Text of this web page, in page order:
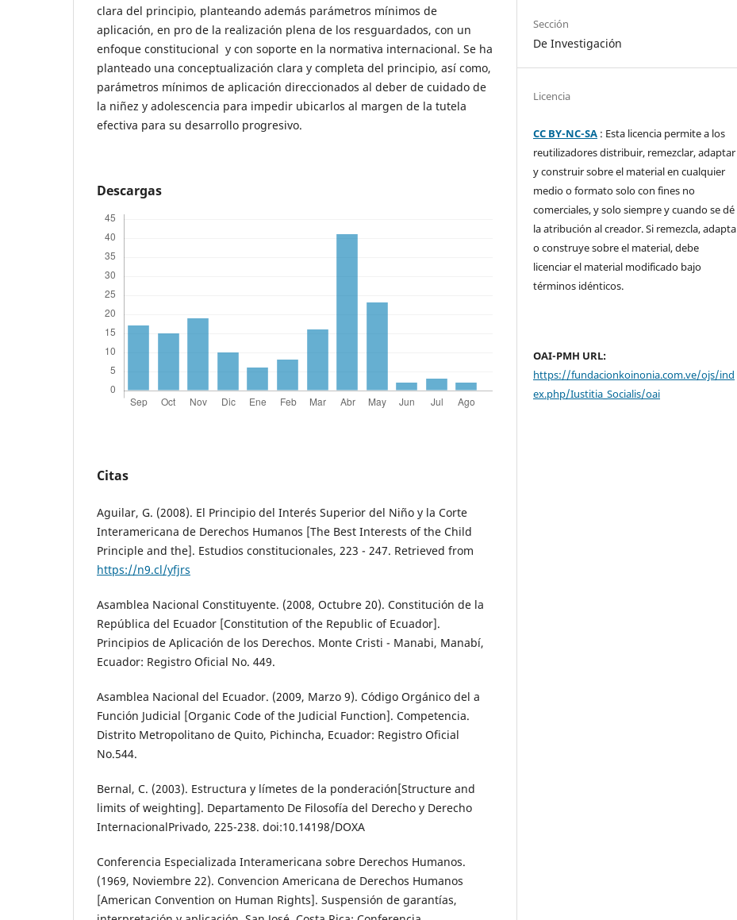
clara del principio, planteando además parámetros mínimos de
aplicación, en pro de la realización plena de los resguardados, con un
enfoque constitucional y con soporte en la normativa internacional. Se ha
planteado una conceptualización clara y completa del principio, así como,
parámetros mínimos de aplicación direccionados al deber de cuidado de
la niñez y adolescencia para impedir ubicarlos al margen de la tutela
efectiva para su desarrollo progresivo.
Descargas
Citas
Aguilar, G. (2008). El Principio del Interés Superior del Niño y la Corte
Interamericana de Derechos Humanos [The Best Interests of the Child
Principle and the]. Estudios constitucionales, 223 - 247. Retrieved from
https://n9.cl/yfjrs
Asamblea Nacional Constituyente. (2008, Octubre 20). Constitución de la
República del Ecuador [Constitution of the Republic of Ecuador].
Principios de Aplicación de los Derechos. Monte Cristi - Manabi, Manabí,
Ecuador: Registro Oficial No. 449.
Asamblea Nacional del Ecuador. (2009, Marzo 9). Código Orgánico del a
Función Judicial [Organic Code of the Judicial Function]. Competencia.
Distrito Metropolitano de Quito, Pichincha, Ecuador: Registro Oficial
No.544.
Bernal, C. (2003). Estructura y límetes de la ponderación[Structure and
limits of weighting]. Departamento De Filosofía del Derecho y Derecho
InternacionalPrivado, 225-238. doi:10.14198/DOXA
Conferencia Especializada Interamericana sobre Derechos Humanos.
(1969, Noviembre 22). Convencion Americana de Derechos Humanos
[American Convention on Human Rights]. Suspensión de garantías,
Sección
De Investigación
Licencia
CC BY-NC-SA : Esta licencia permite a los
reutilizadores distribuir, remezclar, adaptar
y construir sobre el material en cualquier
medio o formato solo con fines no
comerciales, y solo siempre y cuando se dé
la atribución al creador. Si remezcla, adapta
o construye sobre el material, debe
licenciar el material modificado bajo
términos idénticos.
OAI-PMH URL:
https://fundacionkoinonia.com.ve/ojs/ind
ex.php/Iustitia_Socialis/oai